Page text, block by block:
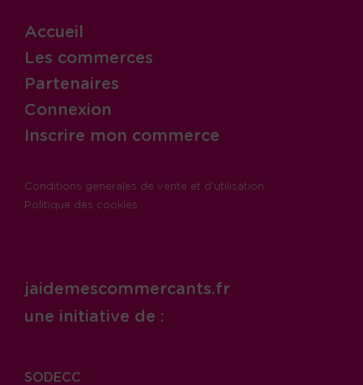
Accueil
Les commerces
Partenaires
Connexion
Inscrire mon commerce
Conditions générales de vente et d'utilisation
Politique des cookies
jaidemescommercants.fr
une initiative de :
SODECC